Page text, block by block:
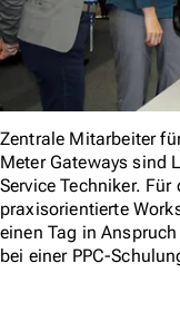
Zentrale Mitarbeiter
Meter Gateways sind
Service Techniker.
praxisorientierte
einen Tag in
bei einer PPC-